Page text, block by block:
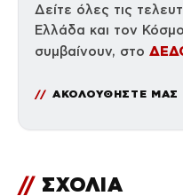
Δείτε όλες τις
Ελλάδα και τον
συμβαίνουν, στο
ΑΚΟΛΟΥΘΗΣΤΕ ΜΑΣ
// ΣΧΟΛΙΑ